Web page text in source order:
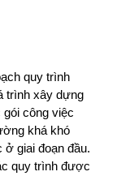
quy trình
trình xây dựng
công việc
khá khó
giai đoạn đầu.
quy trình được